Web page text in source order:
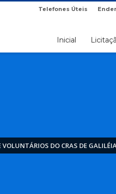
Telefones Úteis
Inicial
DO CRAS DE